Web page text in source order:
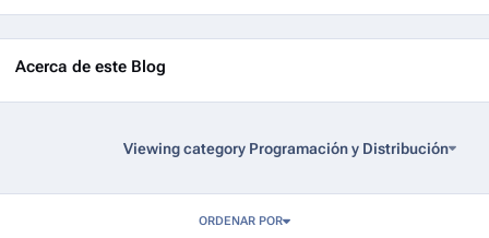
Acerca de este Blog
Viewing category Programación y Distribución
ORDENAR POR